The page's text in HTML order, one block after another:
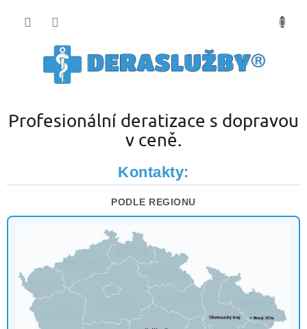
Profesionální deratizace s dopravou
v ceně.
Kontakty:
PODLE REGIONU